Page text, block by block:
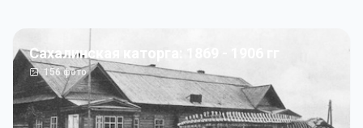
Сахалинская каторга: 1869 - 1906 гг
156фото